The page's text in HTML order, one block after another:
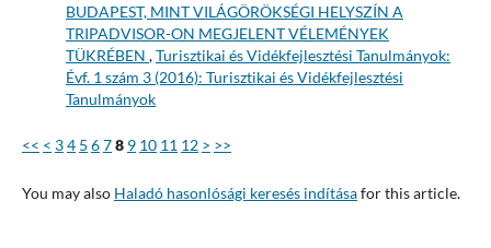
BUDAPEST, MINT VILÁGÖRÖKSÉGI HELYSZÍN A
TRIPADVISOR-ON MEGJELENT VÉLEMÉNYEK
TÜKRÉBEN ,Turisztikai és Vidékfejlesztési Tanulmányok:
Évf. 1 szám 3 (2016): Turisztikai és Vidékfejlesztési
Tanulmányok
<< < 34 5 678 9 10 11 12 > >>
You may also Haladó hasonlósági keresés indításafor this article.